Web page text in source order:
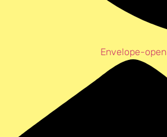
Envelope-open